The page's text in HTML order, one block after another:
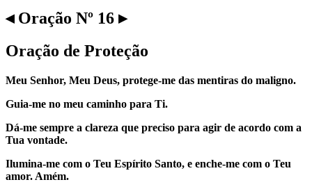
◂ Oração Nº 16 ▸
Oração de Proteção
Meu Senhor, Meu Deus, protege-me das mentiras do maligno.
Guia-me no meu caminho para Ti.
Dá-me sempre a clareza que preciso para agir de acordo com a
Tua vontade.
Ilumina-me com o Teu Espírito Santo, e enche-me com o Teu
amor. Amém.